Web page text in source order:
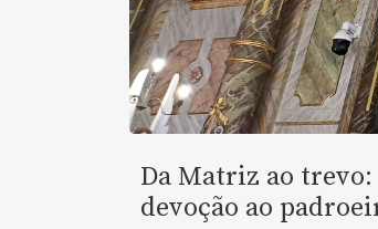
Da Matriz ao
devoção ao